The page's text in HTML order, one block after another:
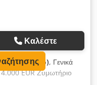
Καλέστε
, Γενικά
EUR Ζυμωτήριο